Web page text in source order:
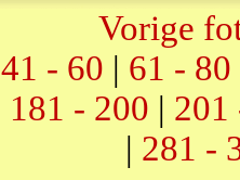
Vorige
41 - 60 | 61 - 80
181 - 200 | 201
| 281 -